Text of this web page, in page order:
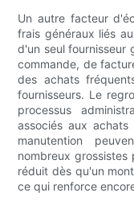
Un autre facteur
frais généraux liés
d'un seul fournisseur
commande, de
des achats
fournisseurs. Le
processus
associés aux
manutention
nombreux
réduit dès qu'un
ce qui renforce